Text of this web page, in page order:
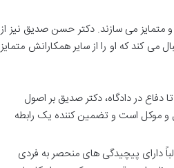
متمایز می سازند. دکتر حسن صدیق نیز از
کند که او را از سایر همکارانش متمایز
دفاع در دادگاه، دکتر صدیق بر اصول
و موکل است و تضمین کننده یک رابطه
دارای پیچیدگی های منحصر به فردی